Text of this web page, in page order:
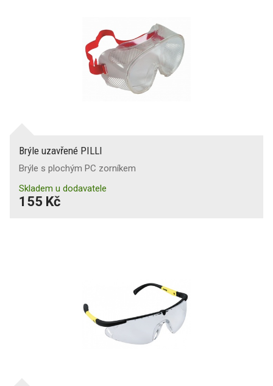
Brýle uzavřené PILLI
Brýle s plochým PC zorníkem
Skladem u dodavatele
155 Kč